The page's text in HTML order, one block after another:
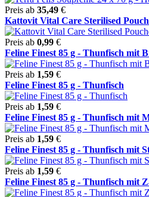
Preis ab 35,49 €
Kattovit Vital Care Sterilised
Preis ab 0,99 €
Feline Finest 85 g - Thunfisch mit
Preis ab 1,59 €
Feline Finest 85 g - Thunfisch
Preis ab 1,59 €
Feline Finest 85 g - Thunfisch mit
Preis ab 1,59 €
Feline Finest 85 g - Thunfisch mit
Preis ab 1,59 €
Feline Finest 85 g - Thunfisch mit